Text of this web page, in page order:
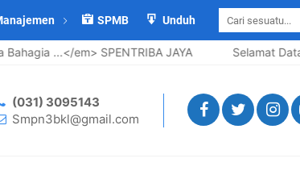
SPMB Unduh
...</em> SPENTRIBA JAYA Selamat
(031) 3095143
Smpn3bkl@gmail.com